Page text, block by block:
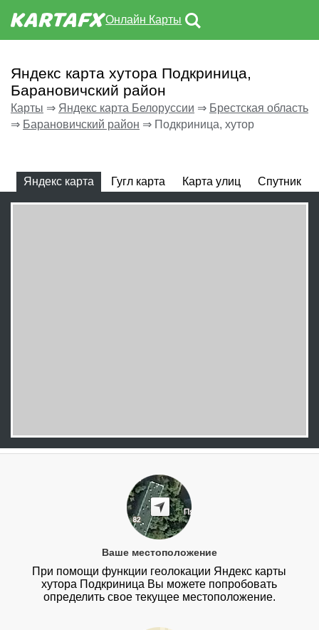
Онлайн Карты
Яндекс карта хутора Подкриница,
Барановичский район
Карты ⇒ Яндекс карта Белоруссии ⇒ Брестская область
⇒ Барановичский район ⇒ Подкриница, хутор
Яндекс карта Гугл карта Карта улиц Спутник
Ваше местоположение
При помощи функции геолокации Яндекс карты
хутора Подкриница Вы можете попробовать
определить свое текущее местоположение.